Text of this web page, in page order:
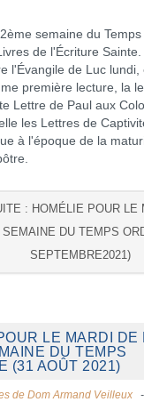
semaine du Temps
de l'Écriture
l'Évangile de Luc
première lecture, la
Lettre de Paul aux
les Lettres de
à l'époque de la
: HOMÉLIE POUR LE
SEMAINE DU TEMPS
SEPTEMBRE2021)
LE MARDI DE
DU TEMPS
(31 AOÛT 2021)
de Dom Armand Veilleux